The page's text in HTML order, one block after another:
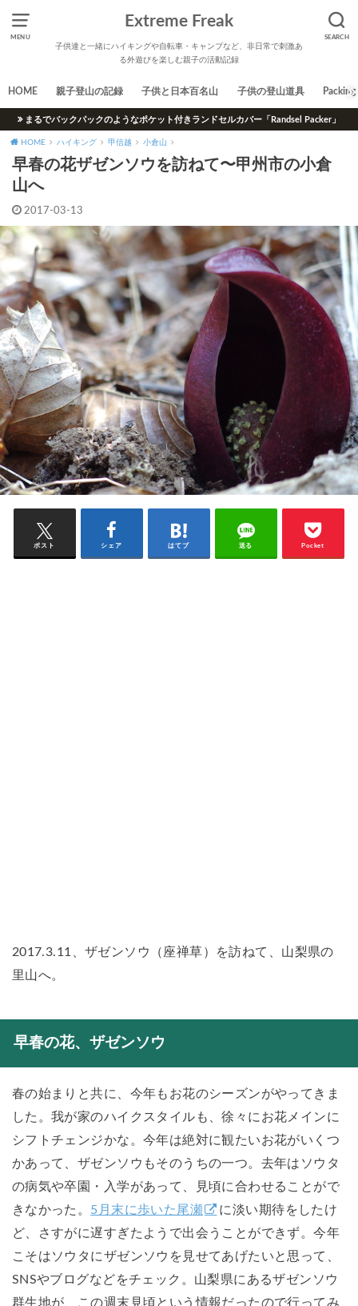
MENU SEARCH
Extreme Freak
子供達と一緒にハイキングや自転車・キャンプなど、非日常で刺激あ
る外遊びを楽しむ親子の活動記録
HOME 親子登山の記録 子供と日本百名山 子供の登山道具 Packing
まるでバックパックのようなポケット付きランドセルカバー「Randsel Packer」
HOME ハイキング 甲信越 小倉山
早春の花ザゼンソウを訪ねて〜甲州市の小倉
山へ
2017-03-13
ポスト シェア はてブ 送る Pocket
2017.3.11、ザゼンソウ（座禅草）を訪ねて、山梨県の
里山へ。
早春の花、ザゼンソウ
春の始まりと共に、今年もお花のシーズンがやってきま
した。我が家のハイクスタイルも、徐々にお花メインに
シフトチェンジかな。今年は絶対に観たいお花がいくつ
かあって、ザゼンソウもそのうちの一つ。去年はソウタ
の病気や卒園・入学があって、見頃に合わせることがで
きなかった。 5月末に歩いた尾瀬
に淡い期待をしたけ
ど、さすがに遅すぎたようで出会うことができず。今年
こそはソウタにザゼンソウを見せてあげたいと思って、
SNSやブログなどをチェック。山梨県にあるザゼンソウ
群生地が、この週末見頃という情報だったので行ってみ